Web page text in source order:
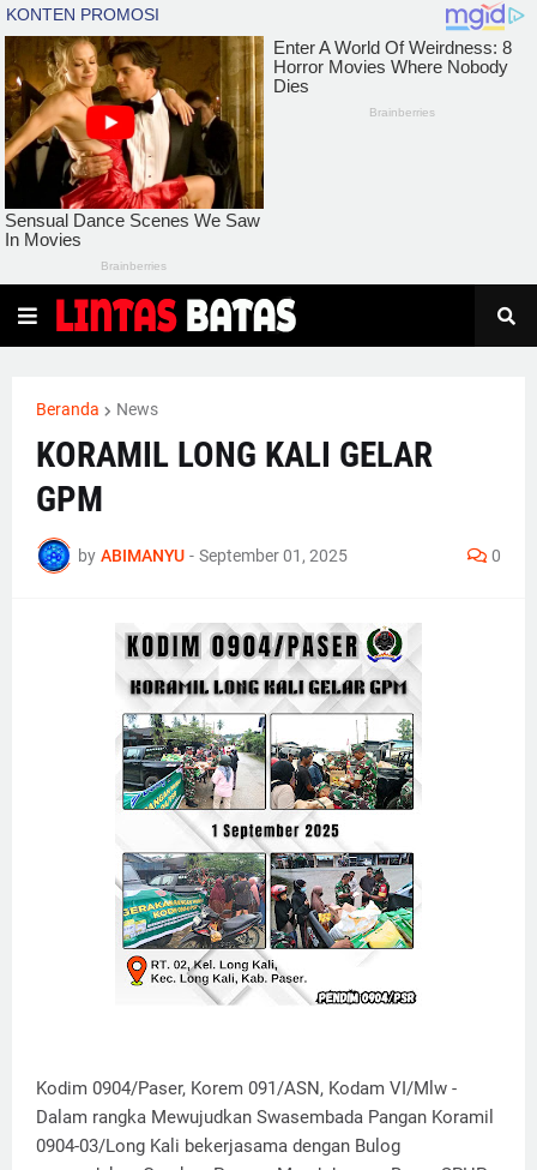
Beranda News
KORAMIL LONG KALI GELAR
GPM
by ABIMANYU - September 01, 2025 0
Kodim 0904/Paser, Korem 091/ASN, Kodam VI/Mlw -
Dalam rangka Mewujudkan Swasembada Pangan Koramil
0904-03/Long Kali bekerjasama dengan Bulog